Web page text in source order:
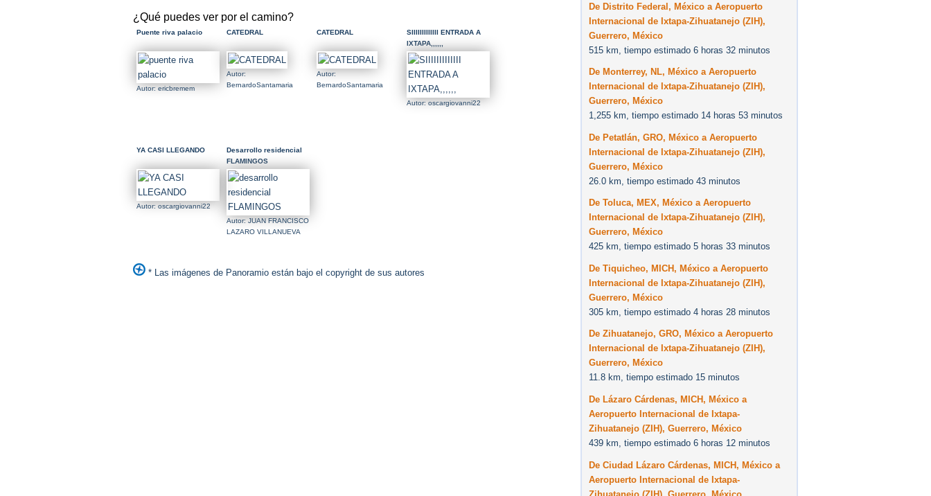
¿Qué puedes ver por el camino?
Puente riva palacio
Autor: ericbremem
CATEDRAL
Autor:
BernardoSantamaria
CATEDRAL
Autor:
BernardoSantamaria
SIIIIIIIIIIIII ENTRADA A
IXTAPA,,,,,,
Autor: oscargiovanni22
YA CASI LLEGANDO
Autor: oscargiovanni22
Desarrollo residencial
FLAMINGOS
Autor: JUAN FRANCISCO
LAZARO VILLANUEVA
* Las imágenes de Panoramio están bajo el copyright de sus autores
De Distrito Federal, México a Aeropuerto
Internacional de Ixtapa-Zihuatanejo (ZIH),
Guerrero, México
515 km, tiempo estimado 6 horas 32 minutos
De Monterrey, NL, México a Aeropuerto
Internacional de Ixtapa-Zihuatanejo (ZIH),
Guerrero, México
1,255 km, tiempo estimado 14 horas 53 minutos
De Petatlán, GRO, México a Aeropuerto
Internacional de Ixtapa-Zihuatanejo (ZIH),
Guerrero, México
26.0 km, tiempo estimado 43 minutos
De Toluca, MEX, México a Aeropuerto
Internacional de Ixtapa-Zihuatanejo (ZIH),
Guerrero, México
425 km, tiempo estimado 5 horas 33 minutos
De Tiquicheo, MICH, México a Aeropuerto
Internacional de Ixtapa-Zihuatanejo (ZIH),
Guerrero, México
305 km, tiempo estimado 4 horas 28 minutos
De Zihuatanejo, GRO, México a Aeropuerto
Internacional de Ixtapa-Zihuatanejo (ZIH),
Guerrero, México
11.8 km, tiempo estimado 15 minutos
De Lázaro Cárdenas, MICH, México a
Aeropuerto Internacional de Ixtapa-
Zihuatanejo (ZIH), Guerrero, México
439 km, tiempo estimado 6 horas 12 minutos
De Ciudad Lázaro Cárdenas, MICH, México a
Aeropuerto Internacional de Ixtapa-